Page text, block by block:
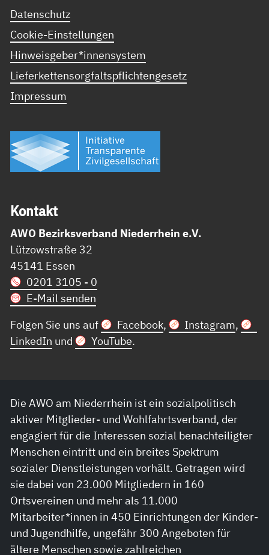
Datenschutz
Cookie-Einstellungen
Hinweisgeber*innensystem
Lieferkettensorgfaltspflichtengesetz
Impressum
Kon­takt
AWO Bezirksverband Niederrhein e.V.
Lützowstraße 32
45141 Essen
0201 3105 - 0
E-Mail senden
Folgen Sie uns auf
Facebook, Instagram,
LinkedIn und YouTube.
Die AWO am Niederrhein ist ein sozialpolitisch
aktiver Mitglieder- und Wohlfahrtsverband, der
engagiert für die Interessen sozial benachteiligter
Menschen eintritt und ein breites Spektrum
sozialer Dienstleistungen vorhält. Getragen wird
sie dabei von 23.000 Mitgliedern in 160
Ortsvereinen und mehr als 11.000
Mitarbeiter*innen in 450 Einrichtungen der Kinder-
und Jugendhilfe, ungefähr 300 Angeboten für
ältere Menschen sowie zahlreichen